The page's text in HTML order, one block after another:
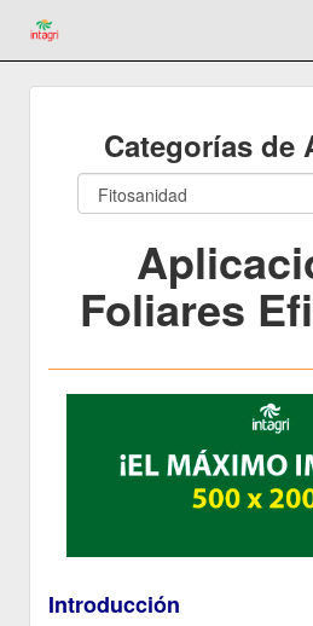
Categorías de
Foliares
Introducción